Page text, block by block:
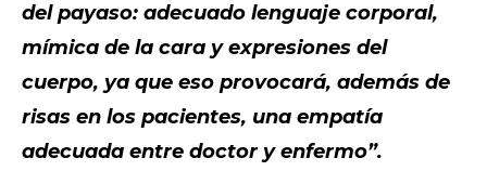
del payaso: adecuado lenguaje corporal,
mímica de la cara y expresiones del
cuerpo, ya que eso provocará, además de
risas en los pacientes, una empatía
adecuada entre doctor y enfermo”.